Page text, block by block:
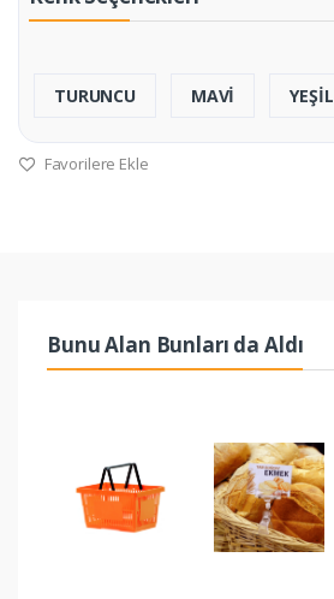
TURUNCU MAVİ YEŞİL
Favorilere Ekle
Bunu Alan Bunları da Aldı